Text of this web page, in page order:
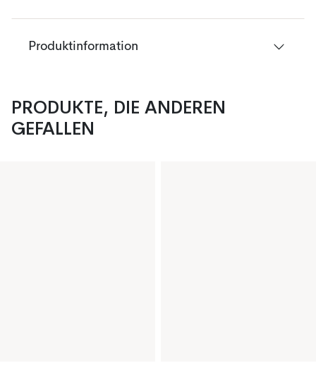
Produktinformation
PRODUKTE, DIE ANDEREN
GEFALLEN